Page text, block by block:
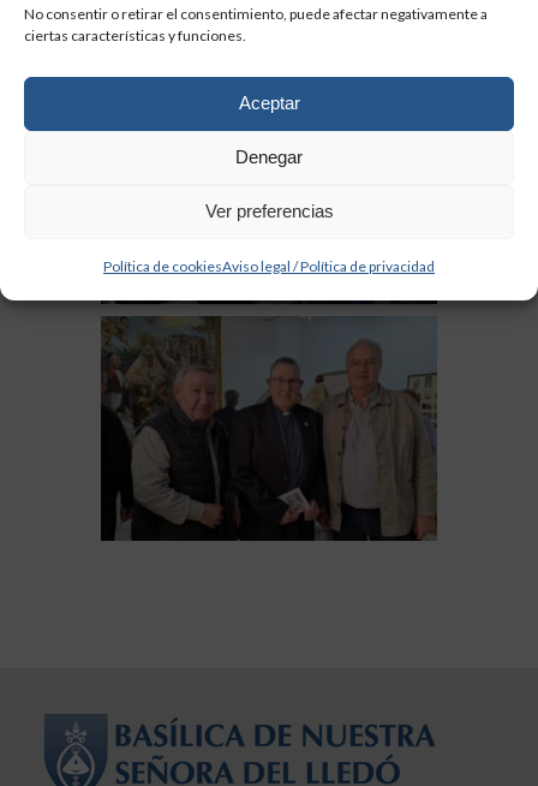
No consentir o retirar el consentimiento, puede afectar negativamente a
ciertas características y funciones.
Aceptar
Denegar
Ver preferencias
Política de cookiesAviso legal / Política de privacidad